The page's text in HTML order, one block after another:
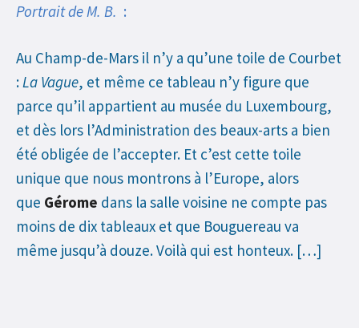
Portrait de M. B. :
Au Champ-de-Mars il n’y a qu’une toile de Courbet
:La Vague, et même ce tableau n’y figure que
parce qu’il appartient au musée du Luxembourg,
et dès lors l’Administration des beaux-arts a bien
été obligée de l’accepter. Et c’est cette toile
unique que nous montrons à l’Europe, alors
que Gérome dans la salle voisine ne compte pas
moins de dix tableaux et que Bouguereau va
même jusqu’à douze. Voilà qui est honteux. […]